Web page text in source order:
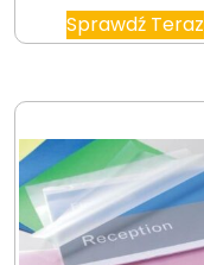
Sprawdź Teraz